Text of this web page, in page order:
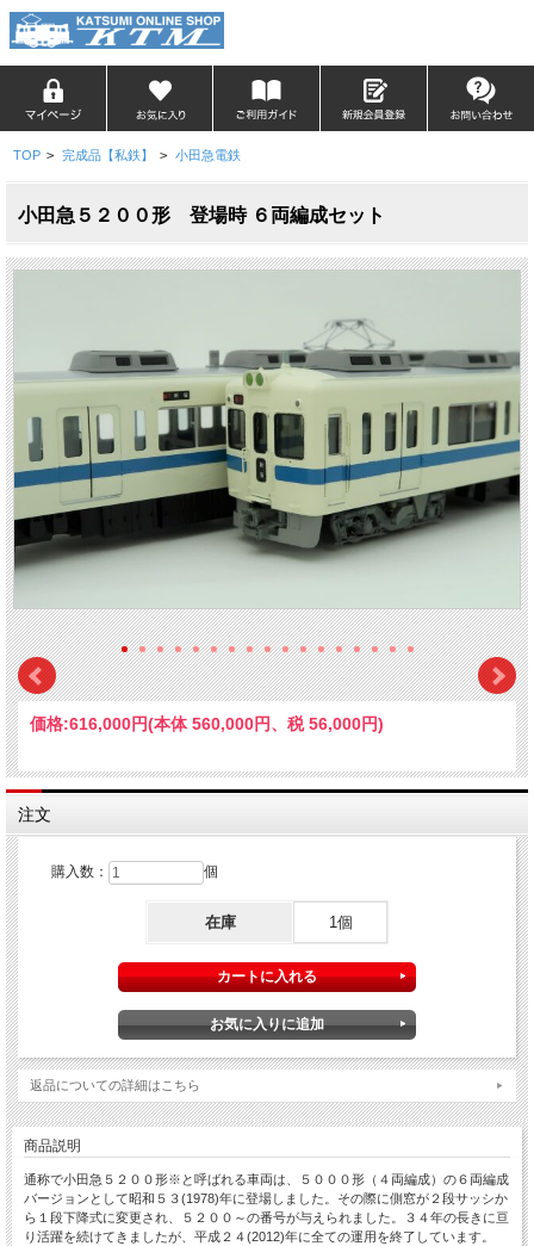
TOP > 完成品【私鉄】 > 小田急電鉄
小田急５２００形 登場時 ６両編成セット
価格:616,000円(本体 560,000円、税 56,000円)
注文
購入数： 個
在庫 1個
返品についての詳細はこちら
商品説明
通称で小田急５２００形※と呼ばれる車両は、５０００形（４両編成）の６両編成
バージョンとして昭和５３(1978)年に登場しました。その際に側窓が２段サッシか
ら１段下降式に変更され、５２００～の番号が与えられました。３４年の長きに亘
り活躍を続けてきましたが、平成２４(2012)年に全ての運用を終了しています。